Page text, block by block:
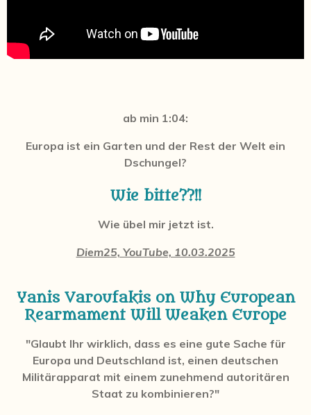
ab min 1:04:
Europa ist ein Garten und der Rest der Welt ein
Dschungel?
Wie bitte??!!
Wie übel mir jetzt ist.
Diem25, YouTube, 10.03.2025
Yanis Varoufakis on Why European
Rearmament Will Weaken Europe
"Glaubt Ihr wirklich, dass es eine gute Sache für
Europa und Deutschland ist, einen deutschen
Militärapparat mit einem zunehmend autoritären
Staat zu kombinieren?"